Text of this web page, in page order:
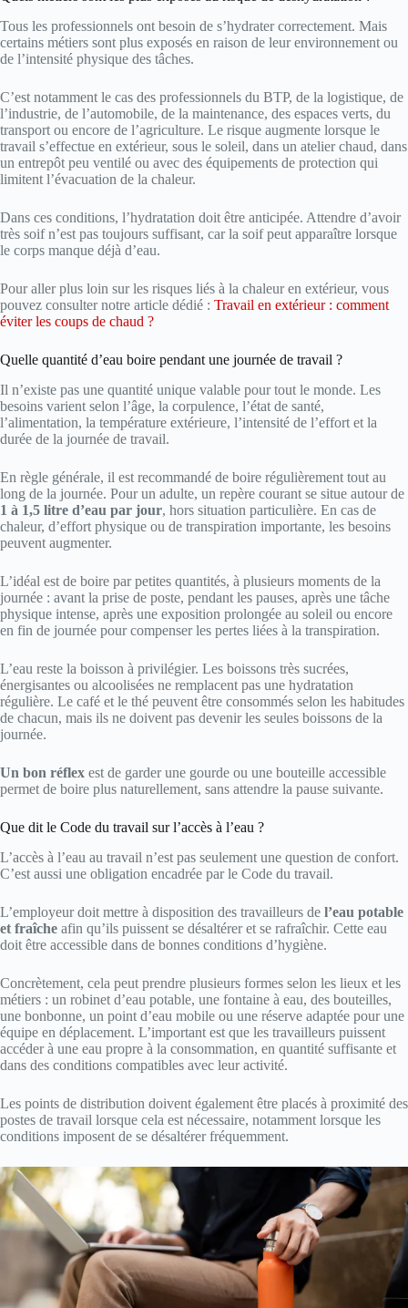
Tous les professionnels ont besoin de s’hydrater correctement. Mais
certains métiers sont plus exposés en raison de leur environnement ou
de l’intensité physique des tâches.
C’est notamment le cas des professionnels du BTP, de la logistique, de
l’industrie, de l’automobile, de la maintenance, des espaces verts, du
transport ou encore de l’agriculture. Le risque augmente lorsque le
travail s’effectue en extérieur, sous le soleil, dans un atelier chaud, dans
un entrepôt peu ventilé ou avec des équipements de protection qui
limitent l’évacuation de la chaleur.
Dans ces conditions, l’hydratation doit être anticipée. Attendre d’avoir
très soif n’est pas toujours suffisant, car la soif peut apparaître lorsque
le corps manque déjà d’eau.
Pour aller plus loin sur les risques liés à la chaleur en extérieur, vous
pouvez consulter notre article dédié : Travail en extérieur : comment
éviter les coups de chaud ?
Quelle quantité d’eau boire pendant une journée de travail ?
Il n’existe pas une quantité unique valable pour tout le monde. Les
besoins varient selon l’âge, la corpulence, l’état de santé,
l’alimentation, la température extérieure, l’intensité de l’effort et la
durée de la journée de travail.
En règle générale, il est recommandé de boire régulièrement tout au
long de la journée. Pour un adulte, un repère courant se situe autour de
1 à 1,5 litre d’eau par jour, hors situation particulière. En cas de
chaleur, d’effort physique ou de transpiration importante, les besoins
peuvent augmenter.
L’idéal est de boire par petites quantités, à plusieurs moments de la
journée : avant la prise de poste, pendant les pauses, après une tâche
physique intense, après une exposition prolongée au soleil ou encore
en fin de journée pour compenser les pertes liées à la transpiration.
L’eau reste la boisson à privilégier. Les boissons très sucrées,
énergisantes ou alcoolisées ne remplacent pas une hydratation
régulière. Le café et le thé peuvent être consommés selon les habitudes
de chacun, mais ils ne doivent pas devenir les seules boissons de la
journée.
Un bon réflex est de garder une gourde ou une bouteille accessible
permet de boire plus naturellement, sans attendre la pause suivante.
Que dit le Code du travail sur l’accès à l’eau ?
L’accès à l’eau au travail n’est pas seulement une question de confort.
C’est aussi une obligation encadrée par le Code du travail.
L’employeur doit mettre à disposition des travailleurs de l’eau potable
et fraîche afin qu’ils puissent se désaltérer et se rafraîchir. Cette eau
doit être accessible dans de bonnes conditions d’hygiène.
Concrètement, cela peut prendre plusieurs formes selon les lieux et les
métiers : un robinet d’eau potable, une fontaine à eau, des bouteilles,
une bonbonne, un point d’eau mobile ou une réserve adaptée pour une
équipe en déplacement. L’important est que les travailleurs puissent
accéder à une eau propre à la consommation, en quantité suffisante et
dans des conditions compatibles avec leur activité.
Les points de distribution doivent également être placés à proximité des
postes de travail lorsque cela est nécessaire, notamment lorsque les
conditions imposent de se désaltérer fréquemment.